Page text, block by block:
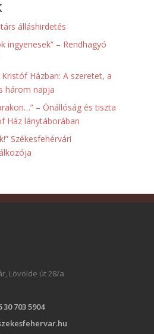
álláshirdetés
ingyenesek” – Rendhagyó
Házban: A szeretet, a
három napja
– Önállóság és tiszta
Ház lánytáborában
Székesfehérvári
Lövölde út 28/a
30 703 5904